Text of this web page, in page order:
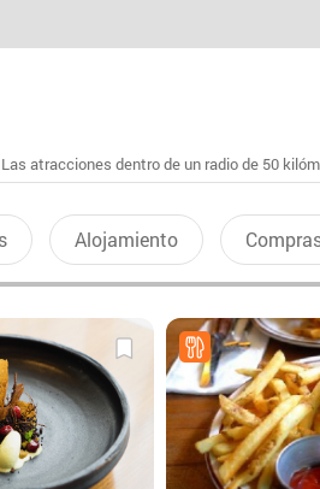
atracciones dentro de un radio de 50
Alojamiento